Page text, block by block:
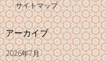
サイトマップ
アーカイブ
2026年7月